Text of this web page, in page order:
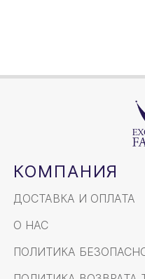
КОМПАНИЯ
ДОСТАВКА И ОПЛАТА
О НАС
ПОЛИТИКА